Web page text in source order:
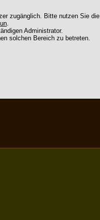
zugänglich. Bitte nutzen Sie die
.
Administrator.
solchen Bereich zu betreten.